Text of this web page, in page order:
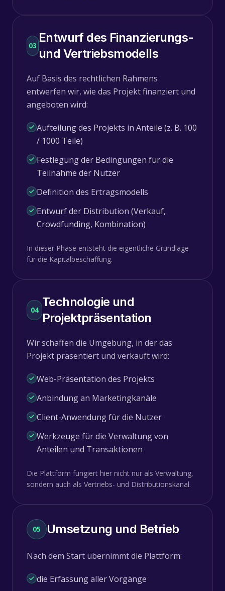
03
Entwurf des Finanzierungs-
und Vertriebsmodells
Auf Basis des rechtlichen Rahmens
entwerfen wir, wie das Projekt finanziert und
angeboten wird:
Aufteilung des Projekts in Anteile (z. B. 100
/ 1000 Teile)
Festlegung der Bedingungen für die
Teilnahme der Nutzer
Definition des Ertragsmodells
Entwurf der Distribution (Verkauf,
Crowdfunding, Kombination)
In dieser Phase entsteht die eigentliche Grundlage
für die Kapitalbeschaffung.
04
Technologie und
Projektpräsentation
Wir schaffen die Umgebung, in der das
Projekt präsentiert und verkauft wird:
Web-Präsentation des Projekts
Anbindung an Marketingkanäle
Client-Anwendung für die Nutzer
Werkzeuge für die Verwaltung von
Anteilen und Transaktionen
Die Plattform fungiert hier nicht nur als Verwaltung,
sondern auch als Vertriebs- und Distributionskanal.
05 Umsetzung und Betrieb
Nach dem Start übernimmt die Plattform:
die Erfassung aller Vorgänge